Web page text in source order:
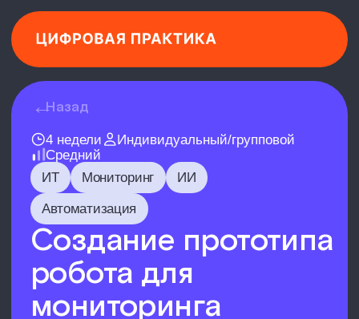
4 недели
Средний
Автоматизация
Создание прототипа
робота для
мониторинга
с дистанционным
интеллектуальным
управлением
Навыки